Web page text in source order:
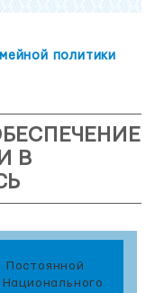
политики
В
Постоянной